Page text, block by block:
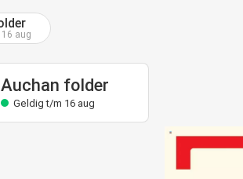
Auchan folder
Geldig t/m 16 aug